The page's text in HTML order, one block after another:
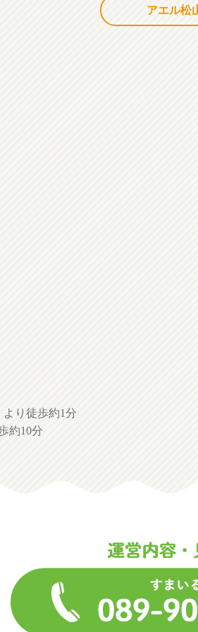
アエル松
り徒歩約1分
約10分